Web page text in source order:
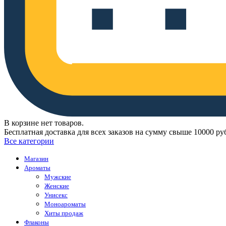
В корзине нет товаров.
Бесплатная доставка для всех заказов на сумму свыше 10000
Все категории
Магазин
Ароматы
Мужские
Женские
Унисекс
Моноароматы
Хиты продаж
Флаконы